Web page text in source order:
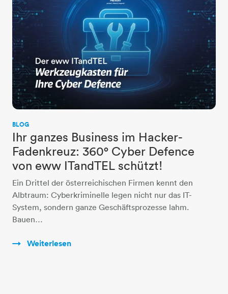
BLOG
Ihr ganzes Business im Hacker-
Fadenkreuz: 360° Cyber Defence
von eww ITandTEL schützt!
Ein Drittel der österreichischen Firmen kennt den
Albtraum: Cyberkriminelle legen nicht nur das IT-
System, sondern ganze Geschäftsprozesse lahm.
Bauen…
Weiterlesen